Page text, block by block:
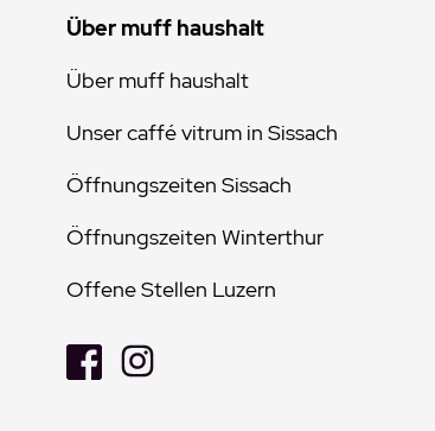
Über muff haushalt
Über muff haushalt
Unser caffé vitrum in Sissach
Öffnungszeiten Sissach
Öffnungszeiten Winterthur
Offene Stellen Luzern